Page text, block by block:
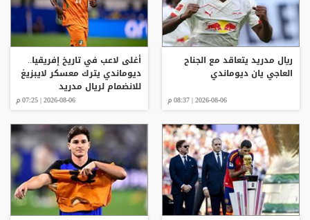
ريال مدريد يتعاقد مع الجناح
العاجي يان ديوماندي
2026-08-06 | 08:37 م
أغلى لاعب في تاريخ إفريقيا..
ديوماندي يترك معسكر لايبزيغ
للانضمام لريال مدريد
2026-08-06 | 07:25 م